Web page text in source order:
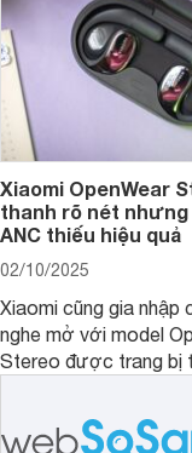
Xiaomi OpenWear
thanh rõ nét
ANC thiếu hiệu quả
02/10/2025
Xiaomi cũng gia nhập
nghe mở với model
Stereo được trang bị
chất lượng âm thanh
ồn của chiếc tai nghe